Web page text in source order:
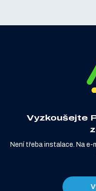
Vyzkoušejte
Není třeba instalace. Na e-